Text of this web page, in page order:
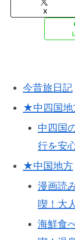
X
今昔旅日記
★中四国地
中四国
行を安
★中国地方
漫画読
喫！大
海鮮食